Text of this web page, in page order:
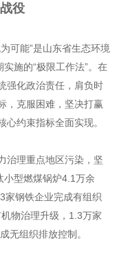
役
可能”是山东省生态环境
施的“极限工作法”。在
强化政治责任，肩负时
，克服困难，坚决打赢
心约束指标全面实现。
治理重点地区污染，坚
小型燃煤锅炉4.1万余
家钢铁企业完成有组织
物治理升级，1.3万家
无组织排放控制。